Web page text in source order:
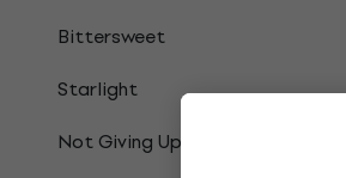
Bittersweet
Starlight
Not Giving Up On Love